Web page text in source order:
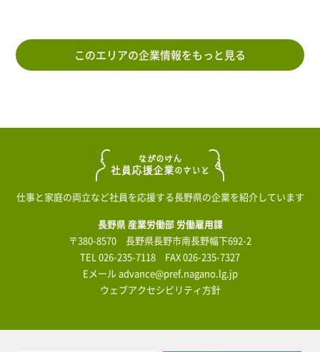
このエリアの企業情報をもっと見る
仕事と家庭の両立など社員を応援する長野県の企業を紹介しています
長野県 産業労働部 労働雇用課
〒380-8570 長野県長野市南長野幅下692-2
TEL026-235-7118 FAX 026-235-7327
Eメールadvance@pref.nagano.lg.jp
ウェブアクセシビリティ方針